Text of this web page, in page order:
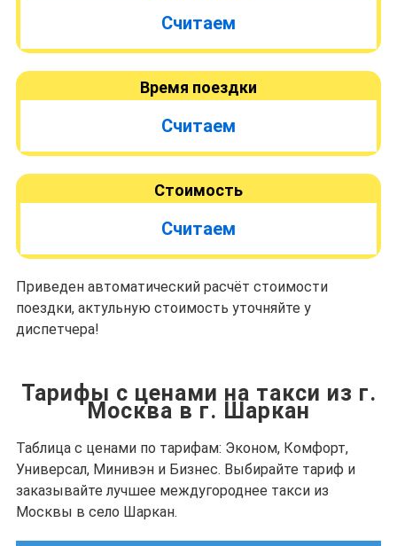
Считаем
Время поездки
Считаем
Стоимость
Считаем
Приведен автоматический расчёт стоимости
поездки, актульную стоимость уточняйте у
диспетчера!
Тарифы с ценами на такси из г.
Москва в г. Шаркан
Таблица с ценами по тарифам: Эконом, Комфорт,
Универсал, Минивэн и Бизнес. Выбирайте тариф и
заказывайте лучшее междугороднее такси из
Москвы в село Шаркан.